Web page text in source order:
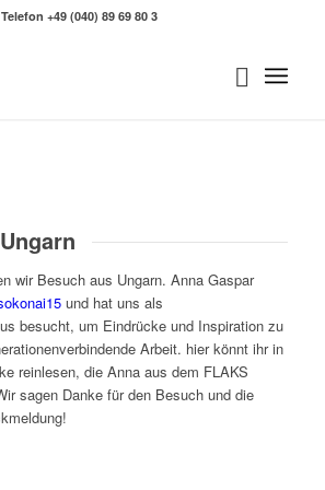
Telefon +49 (040) 89 69 80 3
wir Besuch aus Ungarn. Anna Gaspar
und hat uns als
besucht, um Eindrücke und Inspiration zu
Arbeit. hier könnt ihr in
reinlesen, die Anna aus dem FLAKS
sagen Danke für den Besuch und die